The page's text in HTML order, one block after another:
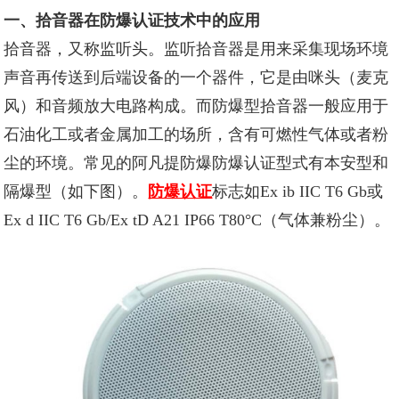
一、拾音器在防爆认证技术中的应用
拾音器，又称监听头。监听拾音器是用来采集现场环境
声音再传送到后端设备的一个器件，它是由咪头（麦克
风）和音频放大电路构成。而防爆型拾音器一般应用于
石油化工或者金属加工的场所，含有可燃性气体或者粉
尘的环境。常见的 阿凡提防爆 防爆认证型式有本安型和
隔爆型（如下图）。
防爆认证标志如Ex ib IIC T6 Gb或
Ex d IIC T6 Gb/Ex tD A21 IP66 T80°C（气体兼粉尘）。